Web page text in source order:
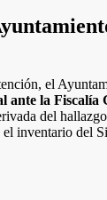
el
ante la Fiscalía
del
el inventario del